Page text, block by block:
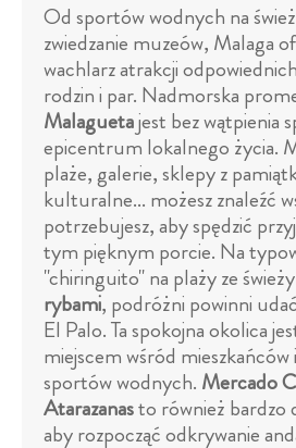
Od sportów wodnych na
zwiedzanie muzeów, Malaga
wachlarz atrakcji
rodzin i par. Nadmorska
Malaguetajest bez wątpienia
epicentrum lokalnego życia.
plaże, galerie, sklepy z
kulturalne... możesz znaleźć
potrzebujesz, aby spędzić
tym pięknym porcie. Na
"chiringuito" na plaży ze
rybami, podróżni powinni
El Palo. Ta spokojna okolica
miejscem wśród mieszkańców
sportów wodnych. Mercado
Atarazanasto również bardzo
aby rozpocząć odkrywanie